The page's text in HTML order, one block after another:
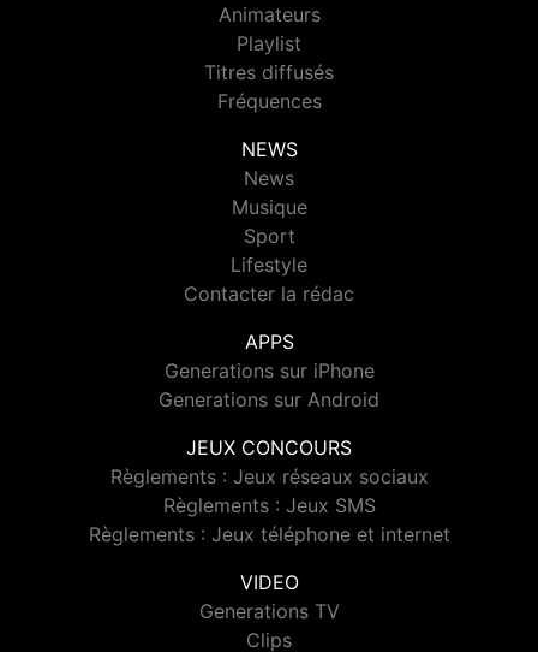
Animateurs
Playlist
Titres diffusés
Fréquences
NEWS
News
Musique
Sport
Lifestyle
Contacter la rédac
APPS
Generations sur iPhone
Generations sur Android
JEUX CONCOURS
Règlements : Jeux réseaux sociaux
Règlements : Jeux SMS
Règlements : Jeux téléphone et internet
VIDEO
Generations TV
Clips